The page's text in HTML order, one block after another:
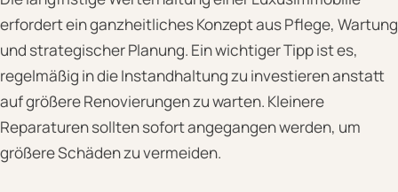
erfordert ein ganzheitliches Konzept aus Pflege, Wartung
und strategischer Planung. Ein wichtiger Tipp ist es,
regelmäßig in die Instandhaltung zu investieren anstatt
auf größere Renovierungen zu warten. Kleinere
Reparaturen sollten sofort angegangen werden, um
größere Schäden zu vermeiden.